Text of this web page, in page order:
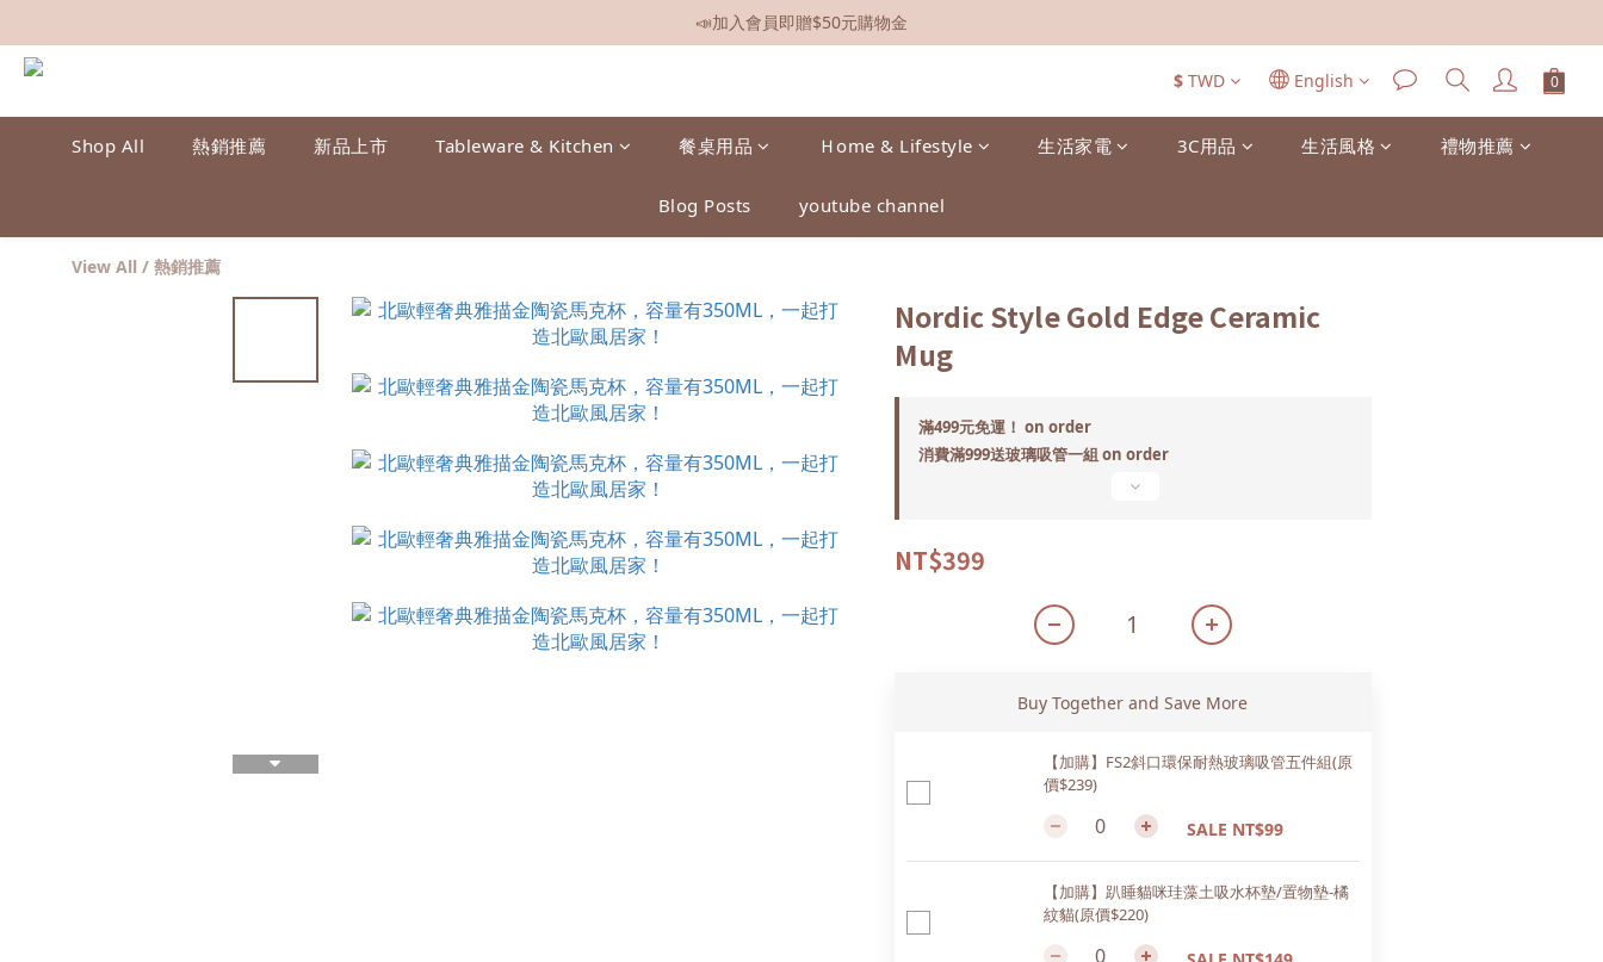
📣全館現貨
📣加入會員即贈$50元購物金
$ TWD English
Shop All 熱銷推薦 新品上市 Tableware & Kitchen 餐桌用品 Ｈome & Lifestyle 生活家電 3C用品 生活風格 禮物推薦
Blog Posts youtube channel
View All / 熱銷推薦
Nordic Style Gold Edge Ceramic
Mug
滿499元免運！ on order
消費滿999送玻璃吸管一組 on order
NT$399
Buy Together and Save More
【加購】FS2斜口環保耐熱玻璃吸管五件組(原
價$239)
SALE NT$99
【加購】趴睡貓咪珪藻土吸水杯墊/置物墊-橘
紋貓(原價$220)